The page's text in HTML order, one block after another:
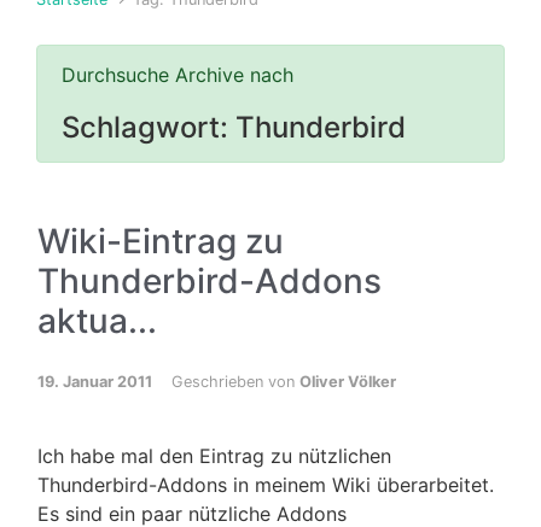
Durchsuche Archive nach
Schlagwort: Thunderbird
Wiki-Eintrag zu
Thunderbird-Addons
aktua...
19. Januar 2011 Geschrieben von Oliver Völker
Ich habe mal den Eintrag zu nützlichen
Thunderbird-Addons in meinem Wiki überarbeitet.
Es sind ein paar nützliche Addons